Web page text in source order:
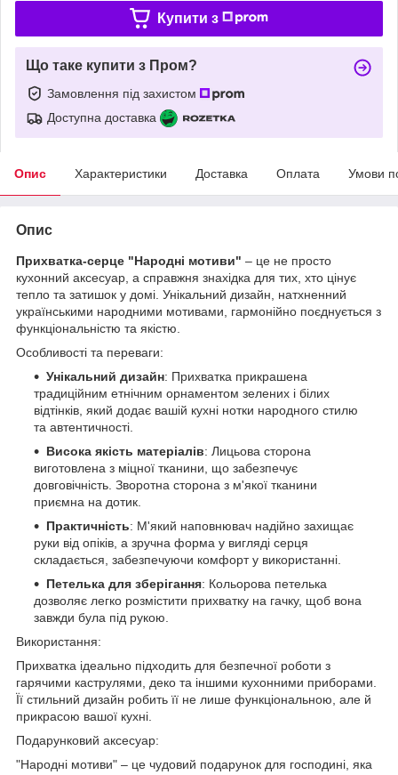
Купити з
Що таке купити з Пром?
Замовлення під захистом
Доступна доставка
Опис Характеристики Доставка Оплата Умови
Опис
Прихватка-серце "Народні мотиви" – це не просто
кухонний аксесуар, а справжня знахідка для тих, хто цінує
тепло та затишок у домі. Унікальний дизайн, натхненний
українськими народними мотивами, гармонійно поєднується з
функціональністю та якістю.
Особливості та переваги:
Унікальний дизайн: Прихватка прикрашена
традиційним етнічним орнаментом зелених і білих
відтінків, який додає вашій кухні нотки народного стилю
та автентичності.
Висока якість матеріалів: Лицьова сторона
виготовлена з міцної тканини, що забезпечує
довговічність. Зворотна сторона з м'якої тканини
приємна на дотик.
Практичність: М'який наповнювач надійно захищає
руки від опіків, а зручна форма у вигляді серця
складається, забезпечуючи комфорт у використанні.
Петелька для зберігання: Кольорова петелька
дозволяє легко розмістити прихватку на гачку, щоб вона
завжди була під рукою.
Використання:
Прихватка ідеально підходить для безпечної роботи з
гарячими каструлями, деко та іншими кухонними приборами.
Її стильний дизайн робить її не лише функціональною, але й
прикрасою вашої кухні.
Подарунковий аксесуар:
"Народні мотиви" – це чудовий подарунок для господині, яка